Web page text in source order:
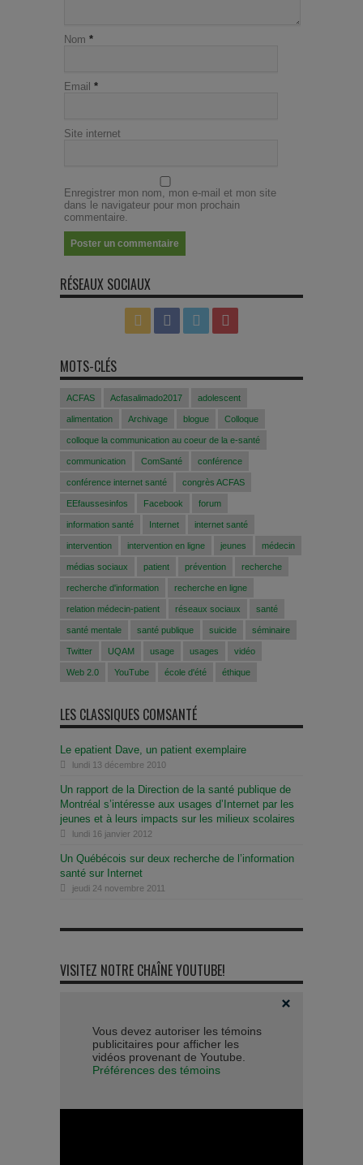
Nom *
Email *
Site internet
Enregistrer mon nom, mon e-mail et mon site
dans le navigateur pour mon prochain
commentaire.
RÉSEAUX SOCIAUX
MOTS-CLÉS
ACFAS Acfasalimado2017 adolescent
alimentation Archivage blogue Colloque
colloque la communication au coeur de la e-santé
communication ComSanté conférence
conférence internet santé congrès ACFAS
EEfaussesinfos Facebook forum
information santé Internet internet santé
intervention intervention en ligne jeunes médecin
médias sociaux patient prévention recherche
recherche d'information recherche en ligne
relation médecin-patient réseaux sociaux santé
santé mentale santé publique suicide séminaire
Twitter UQAM usage usages vidéo
Web 2.0 YouTube école d'été éthique
LES CLASSIQUES COMSANTÉ
Le epatient Dave, un patient exemplaire
lundi 13 décembre 2010
Un rapport de la Direction de la santé publique de
Montréal s’intéresse aux usages d’Internet par les
jeunes et à leurs impacts sur les milieux scolaires
lundi 16 janvier 2012
Un Québécois sur deux recherche de l’information
santé sur Internet
jeudi 24 novembre 2011
VISITEZ NOTRE CHAÎNE YOUTUBE!
Vous devez autoriser les témoins
publicitaires pour afficher les
vidéos provenant de Youtube.
Préférences des témoins